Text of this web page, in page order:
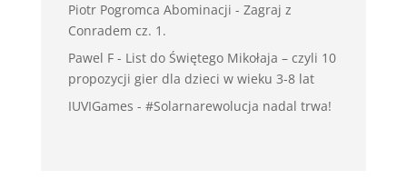
Piotr Pogromca Abominacji - Zagraj z
Conradem cz. 1.
Pawel F- List do Świętego Mikołaja – czyli 10
propozycji gier dla dzieci w wieku 3-8 lat
IUVIGames - #Solarnarewolucja nadal trwa!